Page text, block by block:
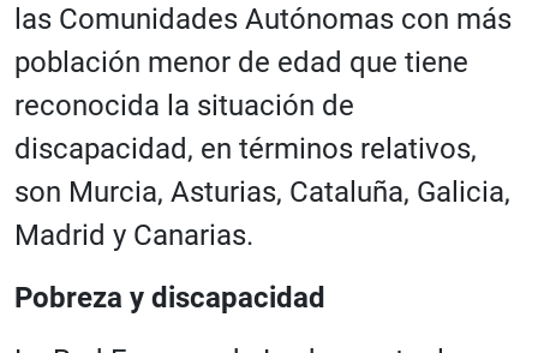
las Comunidades Autónomas con más
población menor de edad que tiene
reconocida la situación de
discapacidad, en términos relativos,
son Murcia, Asturias, Cataluña, Galicia,
Madrid y Canarias.
Pobreza y discapacidad